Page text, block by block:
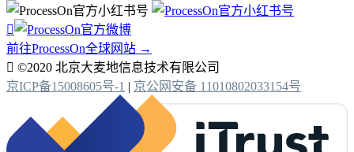

前往ProcessOn全球网站 →
 ©2020 北京大麦地信息技术有限公司
京ICP备15008605号-1 | 京公网安备 11010802033154号